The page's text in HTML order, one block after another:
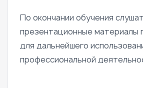
По окончании обучения
презентационные материалы
для дальнейшего
профессиональной